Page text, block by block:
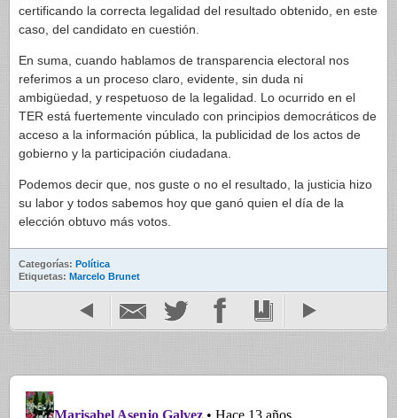
certificando la correcta legalidad del resultado obtenido, en este
caso, del candidato en cuestión.
En suma, cuando hablamos de transparencia electoral nos
referimos a un proceso claro, evidente, sin duda ni
ambigüedad, y respetuoso de la legalidad. Lo ocurrido en el
TER está fuertemente vinculado con principios democráticos de
acceso a la información pública, la publicidad de los actos de
gobierno y la participación ciudadana.
Podemos decir que, nos guste o no el resultado, la justicia hizo
su labor y todos sabemos hoy que ganó quien el día de la
elección obtuvo más votos.
Categorías: Política
Etiquetas: Marcelo Brunet